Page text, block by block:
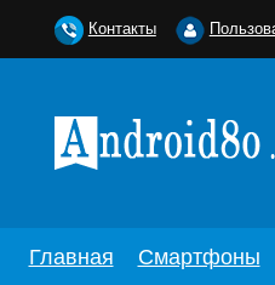
Главная Смартфоны
Контакты